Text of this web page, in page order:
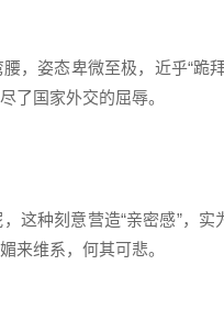
，姿态卑微至极，近乎“跪
了国家外交的屈辱。
这种刻意营造“亲密感”，
来维系，何其可悲。